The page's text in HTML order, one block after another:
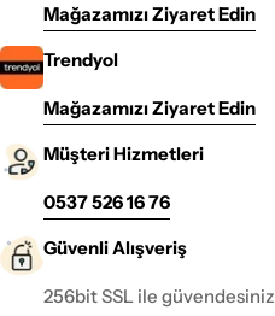
Mağazamızı Ziyaret Edin
Trendyol
Mağazamızı Ziyaret Edin
Müşteri Hizmetleri
0537 526 16 76
Güvenli Alışveriş
256bit SSL ile güvendesiniz